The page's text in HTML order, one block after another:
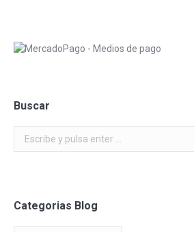
Buscar
Categorias Blog